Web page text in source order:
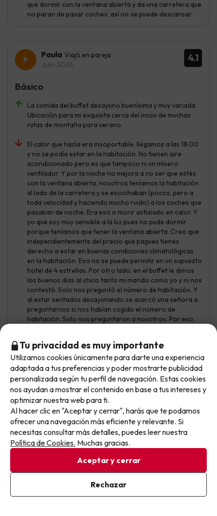
que dormir con la ventana abierta y da una carretera que
no paran de pasar coches, así no se puede descansar.
4.1
Paula Viajó en pareja
Julio 2026
La comida del buffet desayuno buenísima y muy variada.
Ubicación para mi exquisita cerca del inicio de muchas
rutas de montaña para verano.
El calor que hacía era insoportable, llegamos a las 18:00
y no se podía estar en la habitación. No tienen aire
acondicionado pero es que tampoco ni un mísero
ventilador. Y por la noche no mejora a no ser que estés
con la ventana abierta, nosotros teníamos la habitación
al lado de la carretera y se escuchaban (pocos, pero a
toda velocidad y haciendo mucho ruido) a los coches que
pasaban de noche. Era eso o morir asfixiado en calor. Y
yo que soy muy sensible a la luz pues no pude dormir
porque teníamos que tener la ventana abierta. Creo que
independientemente del precio que pagues tienes
derecho a estar en buenas condiciones climatológicas
en la habitación. Eso no se puede permitir en un supuesto
hotel de 4 estrellas. Por otro lado, en el buffet le dimos
los buenos días al chico tanto mi marido como yo y ni nos
contestó. Solo nos preguntó el número de habitación. Y
al estar sentados desayunando se acercó una señora a
preguntarnos si nos habían cogido el número de
habitación. Solo nos preguntaron a nosotros. Por eso,
Básico
9.4
P.
Julio 2026
Desayuno increíble, rutas por montaña con guía diarias
incluidas. Vistas preciosas a pie de pista, trabajadores
muy amables.
El colchón es demasiado blando y no hay otra opción, el
Excelente
No llegas tarde: llegas al siguiente.
Este chollo ya ha caducado, pero cada día lanzamos
nuevas oportunidades para viajar mejor y pagar
menos.
Apúntate y que el próximo no se te escape.
Pon tu mejor e-mail
Ya estoy suscrito
Al suscribirte, confirmas haber leído y estar de acuerdo con la
Tu privacidad es muy importante
Utilizamos cookies únicamente para darte una experiencia
adaptada a tus preferencias y poder mostrarte publicidad
personalizada según tu perfil de navegación. Estas cookies
nos ayudan a mostrar el contenido en base a tus intereses y
optimizar nuestra web para ti.
Al hacer clic en "Aceptar y cerrar", harás que te podamos
ofrecer una navegación más eficiente y relevante. Si
necesitas consultar más detalles, puedes leer nuestra
Política de Cookies. Muchas gracias.
Aceptar y cerrar
Rechazar